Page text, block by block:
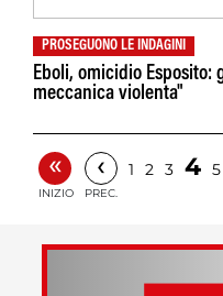
PROSEGUONO LE INDAGINI
Eboli, omicidio Esposito:
meccanica violenta"
«
INIZIO
‹
PREC.
1 2 3 4 5